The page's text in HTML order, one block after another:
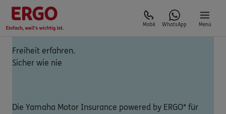
Mobil WhatsApp Menü
Freiheit erfahren.
Sicher wie nie
Die Yamaha Motor Insurance powered by ERGO* für